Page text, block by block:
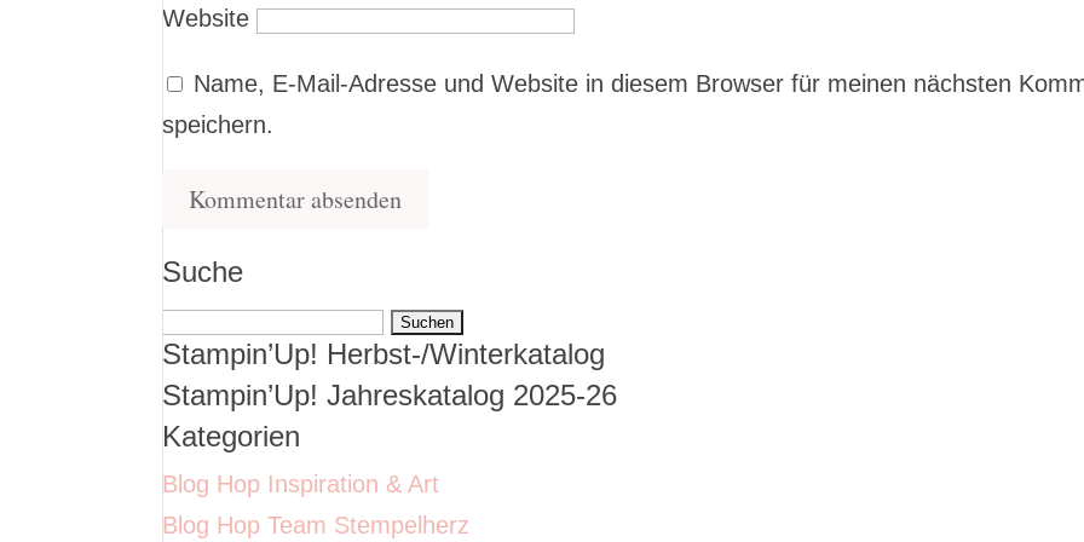
Website
Name, E-Mail-Adresse und Website in diesem Browser für meinen nächsten
speichern.
Suche
Suchen
nach:
Stampin’Up! Herbst-/Winterkatalog
Stampin’Up! Jahreskatalog 2025-26
Kategorien
Blog Hop Inspiration & Art
Blog Hop Team Stempelherz